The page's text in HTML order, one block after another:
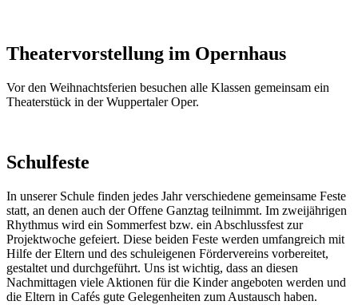
Theatervorstellung im Opernhaus
Vor den Weihnachtsferien besuchen alle Klassen gemeinsam ein
Theaterstück in der Wuppertaler Oper.
Schulfeste
In unserer Schule finden jedes Jahr verschiedene gemeinsame Feste
statt, an denen auch der Offene Ganztag teilnimmt. Im zweijährigen
Rhythmus wird ein Sommerfest bzw. ein Abschlussfest zur
Projektwoche gefeiert. Diese beiden Feste werden umfangreich mit
Hilfe der Eltern und des schuleigenen Fördervereins vorbereitet,
gestaltet und durchgeführt. Uns ist wichtig, dass an diesen
Nachmittagen viele Aktionen für die Kinder angeboten werden und
die Eltern in Cafés gute Gelegenheiten zum Austausch haben.